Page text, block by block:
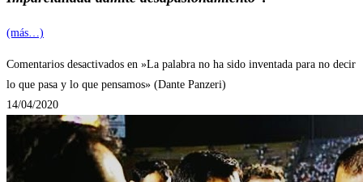
(más…)
Comentarios desactivados en »La palabra no ha sido inventada para no decir
lo que pasa y lo que pensamos» (Dante Panzeri)
14/04/2020